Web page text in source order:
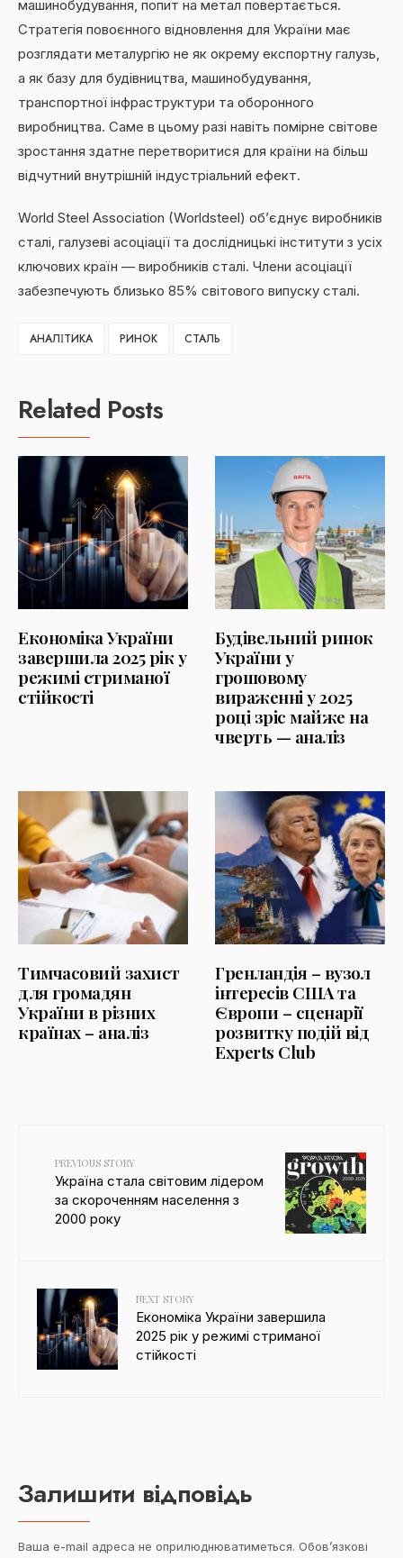
машинобудування, попит на метал повертається.
Стратегія повоєнного відновлення для України має
розглядати металургію не як окрему експортну галузь,
а як базу для будівництва, машинобудування,
транспортної інфраструктури та оборонного
виробництва. Саме в цьому разі навіть помірне світове
зростання здатне перетворитися для країни на більш
відчутний внутрішній індустріальний ефект.
World Steel Association (Worldsteel) об’єднує виробників
сталі, галузеві асоціації та дослідницькі інститути з усіх
ключових країн — виробників сталі. Члени асоціації
забезпечують близько 85% світового випуску сталі.
АНАЛІТИКА РИНОК СТАЛЬ
Related Posts
Економіка України
завершила 2025 рік у
режимі стриманої
стійкості
Будівельний ринок
України у
грошовому
вираженні у 2025
році зріс майже на
чверть — аналіз
Тимчасовий захист
для громадян
України в різних
країнах – аналіз
Гренландія – вузол
інтересів США та
Європи – сценарії
розвитку подій від
Experts Club
PREVIOUS STORY
Україна стала світовим лідером
за скороченням населення з
2000 року
NEXT STORY
Економіка України завершила
2025 рік у режимі стриманої
стійкості
Залишити відповідь
Ваша e-mail адреса не оприлюднюватиметься. Обов’язкові